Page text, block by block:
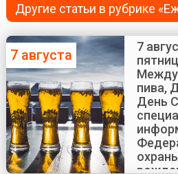
Другие статьи в рубрике
7 августа
7
пива,
День